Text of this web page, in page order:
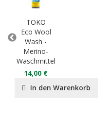
TOKO
Eco Wool
Wash -
Merino-
Waschmittel
14,00 €
In den Warenkorb